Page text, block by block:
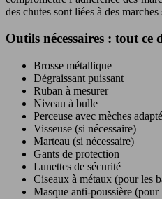
des chutes sont liées à des
Outils nécessaires : tout ce
Brosse métallique
Dégraissant puissant
Ruban à mesurer
Niveau à bulle
Perceuse avec mèches
Visseuse (si nécessaire)
Marteau (si nécessaire)
Gants de protection
Lunettes de sécurité
Ciseaux à métaux (pour les
Masque anti-poussière